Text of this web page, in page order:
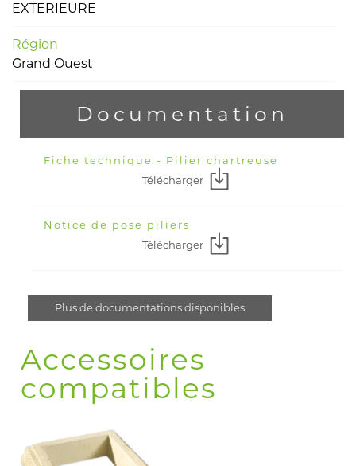
EXTERIEURE
Région
Grand Ouest
Documentation
Fiche technique - Pilier chartreuse
Télécharger
Notice de pose piliers
Télécharger
Plus de documentations disponibles
Accessoires
compatibles